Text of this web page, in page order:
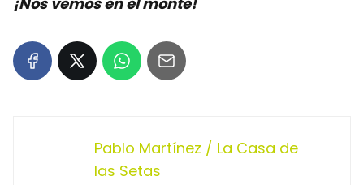
Pablo Martínez / La Casa de
las Setas